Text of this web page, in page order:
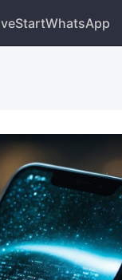
StartWhatsApp